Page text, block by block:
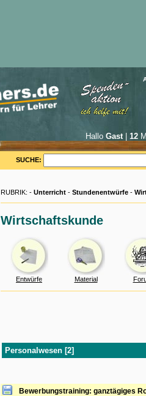
Hallo Gast| 12
SUCHE:
RUBRIK: - Unterricht - Stundenentwürfe -
Wirtschaftskunde
Entwürfe Material
Personalwesen [2]
Bewerbungstraining: ganztägiges